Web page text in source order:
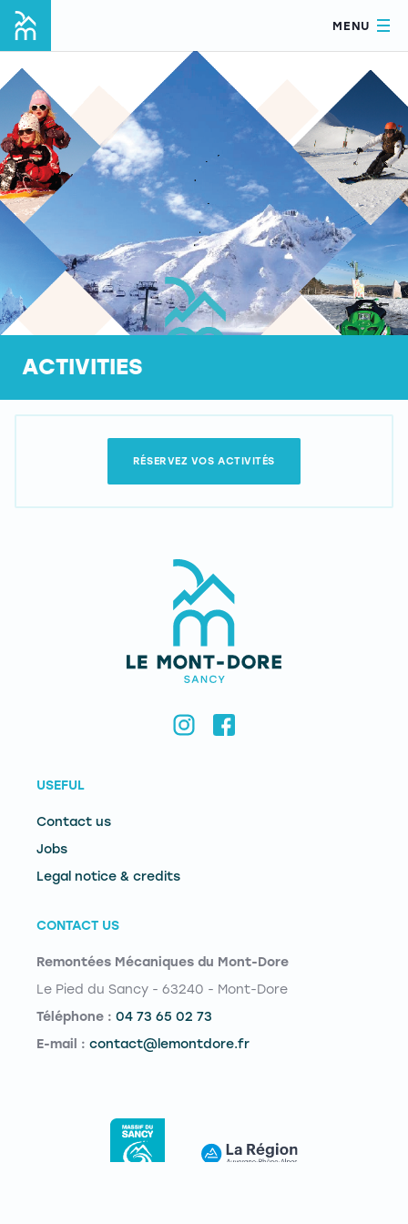
MENU
ACTIVITIES
RÉSERVEZ VOS ACTIVITÉS
USEFUL
Contact us
Jobs
Legal notice & credits
CONTACT US
Remontées Mécaniques du Mont-Dore
Le Pied du Sancy - 63240 - Mont-Dore
Téléphone : 04 73 65 02 73
E-mail : contact@lemontdore.fr